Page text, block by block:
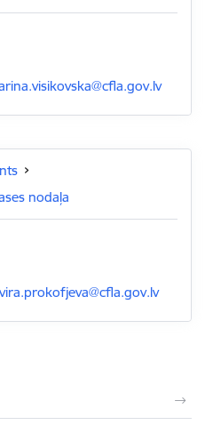
pasts:
nodaļa